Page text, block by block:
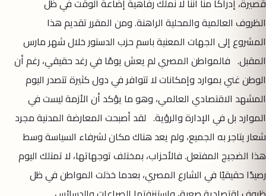
الظروف العالمية والمحلية الراهنة. ومن المقرر تقديم هذا
المشروع إلى الجهات المعنية باسم حزب الدستور خلال شهر مارس
المقبل. فالمواطن المصري لم يعش يومًا في رغد حقيقي، رغم أن
الوطن غني بموارد وإمكانات لا تتوافر في دول كثيرة تتصدر اليوم
المشهد الاقتصادي العالمي، وهو ما يؤكد أن الأزمة ليست في
الموارد بل في الإدارة والرؤية. لقد أصبحت المعارضة المدنية مجرد
شعار يتاجر به الجميع، ولم يعد هناك مكان لشرفاء السياسة وسط
هذا الضجيج المفتعل. فالأحزاب، بمختلف توجهاتها، لا تمتلك اليوم
رصيدًا حقيقيًا في الشارع المصري، بعدما خذلت المواطن في ظل